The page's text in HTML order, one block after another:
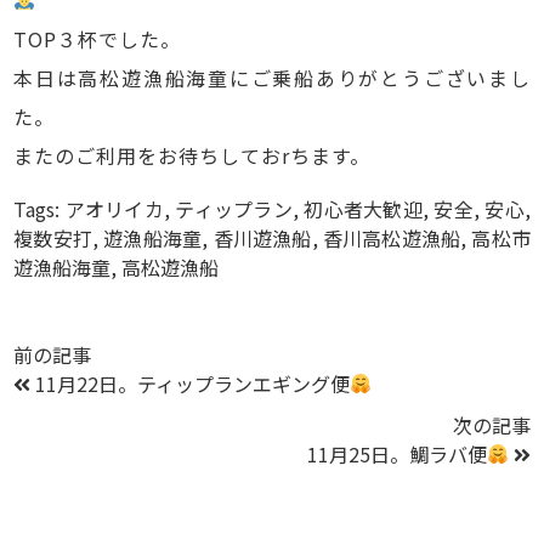
TOP３杯でした。
本日は高松遊漁船海童にご乗船ありがとうございまし
た。
またのご利用をお待ちしておrちます。
Tags: アオリイカ, ティップラン,初心者大歓迎, 安全, 安心,
複数安打, 遊漁船海童, 香川遊漁船, 香川高松遊漁船,高松市
遊漁船海童,高松遊漁船
前の記事
11月22日。ティップランエギング便
次の記事
11月25日。鯛ラバ便